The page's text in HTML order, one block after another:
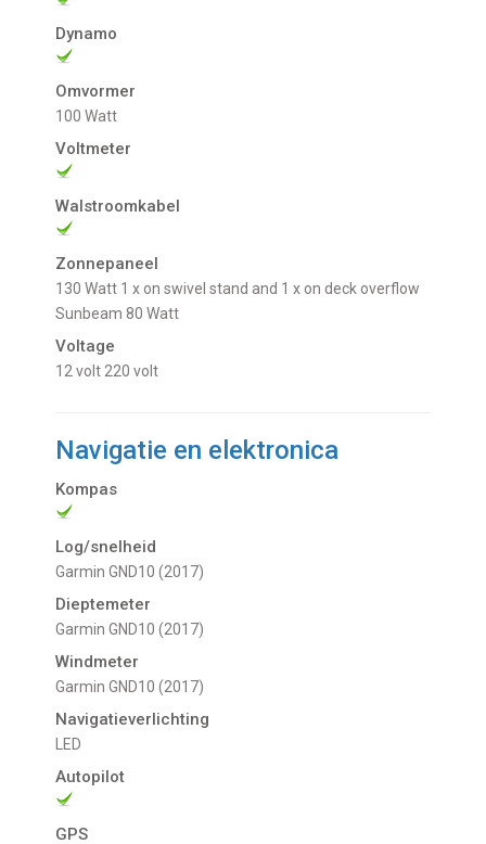
Dynamo
Omvormer
100 Watt
Voltmeter
Walstroomkabel
Zonnepaneel
130 Watt 1 x on swivel stand and 1 x on deck overflow
Sunbeam 80 Watt
Voltage
12 volt 220 volt
Navigatie en elektronica
Kompas
Log/snelheid
Garmin GND10 (2017)
Dieptemeter
Garmin GND10 (2017)
Windmeter
Garmin GND10 (2017)
Navigatieverlichting
LED
Autopilot
GPS